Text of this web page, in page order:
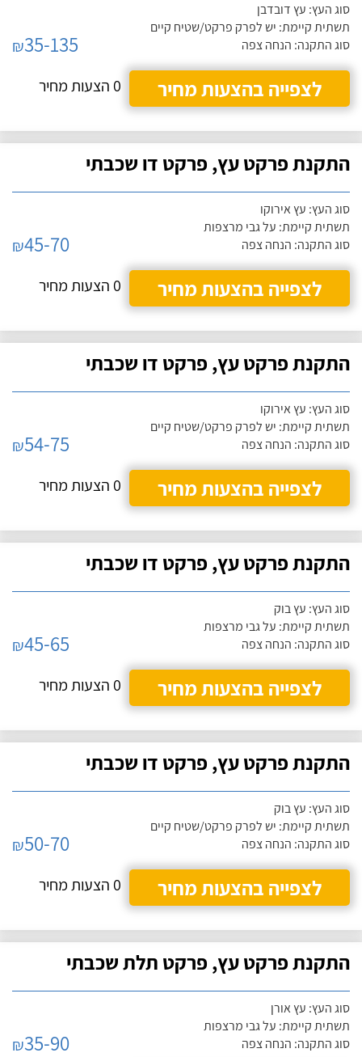
סוג העץ: עץ דובדבן
תשתית קיימת: יש לפרק פרקט/שטיח קיים
סוג התקנה: הנחה צפה
₪35-135
לצפייה בהצעות מחיר
0 הצעות מחיר
התקנת פרקט עץ, פרקט דו שכבתי
סוג העץ: עץ אירוקו
תשתית קיימת: על גבי מרצפות
סוג התקנה: הנחה צפה
₪45-70
לצפייה בהצעות מחיר
0 הצעות מחיר
התקנת פרקט עץ, פרקט דו שכבתי
סוג העץ: עץ אירוקו
תשתית קיימת: יש לפרק פרקט/שטיח קיים
סוג התקנה: הנחה צפה
₪54-75
לצפייה בהצעות מחיר
0 הצעות מחיר
התקנת פרקט עץ, פרקט דו שכבתי
סוג העץ: עץ בוק
תשתית קיימת: על גבי מרצפות
סוג התקנה: הנחה צפה
₪45-65
לצפייה בהצעות מחיר
0 הצעות מחיר
התקנת פרקט עץ, פרקט דו שכבתי
סוג העץ: עץ בוק
תשתית קיימת: יש לפרק פרקט/שטיח קיים
סוג התקנה: הנחה צפה
₪50-70
לצפייה בהצעות מחיר
0 הצעות מחיר
התקנת פרקט עץ, פרקט תלת שכבתי
סוג העץ: עץ אורן
תשתית קיימת: על גבי מרצפות
סוג התקנה: הנחה צפה
₪35-90